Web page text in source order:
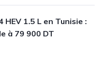
HEV 1.5 L en Tunisie :
à 79 900 DT